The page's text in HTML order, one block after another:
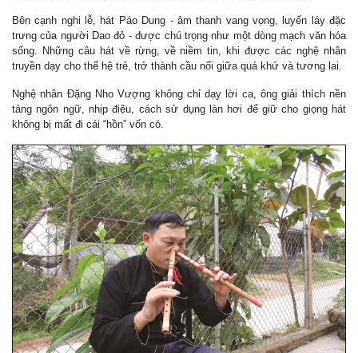
Bên cạnh nghi lễ, hát Páo Dung - âm thanh vang vọng, luyến láy đặc
trưng của người Dao đỏ - được chú trọng như một dòng mạch văn hóa
sống. Những câu hát về rừng, về niềm tin, khi được các nghệ nhân
truyền dạy cho thế hệ trẻ, trở thành cầu nối giữa quá khứ và tương lai.
Nghệ nhân Đặng Nho Vượng không chỉ dạy lời ca, ông giải thích nền
tảng ngôn ngữ, nhịp điệu, cách sử dụng làn hơi để giữ cho giọng hát
không bị mất đi cái “hồn” vốn có.